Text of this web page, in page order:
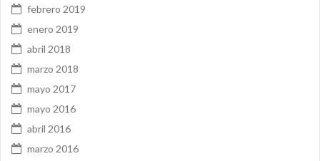
febrero 2019
enero 2019
abril 2018
marzo 2018
mayo 2017
mayo 2016
abril 2016
marzo 2016